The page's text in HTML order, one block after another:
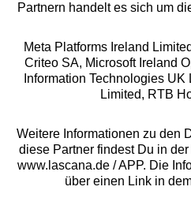
Alle Preise inkl. MwSt., zzgl.
** Bonität vorausgesetzt, berechtigt zur
Partnern handelt es sich um
Meta Platforms Ireland
Criteo SA, Microsoft Ireland
Information Technologies
Limited, RTB
Weitere Informationen zu den
diese Partner findest Du in
www.lascana.de / APP. Die
über einen Link in